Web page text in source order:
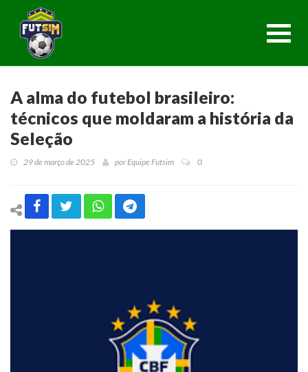
A alma do futebol brasileiro:
técnicos que moldaram a história da
Seleção
29 de março de 2025 por Equipe Futsim 0